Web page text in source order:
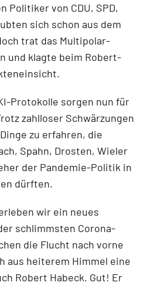
Politiker von CDU, SPD,
sich schon aus dem
trat das Multipolar-
und klagte beim Robert-
Protokolle sorgen nun für
zahlloser Schwärzungen
zu erfahren, die
Spahn, Drosten, Wieler
der Pandemie-Politik in
dürften.
wir ein neues
schlimmsten Corona-
die Flucht nach vorne
aus heiterem Himmel eine
Robert Habeck. Gut! Er